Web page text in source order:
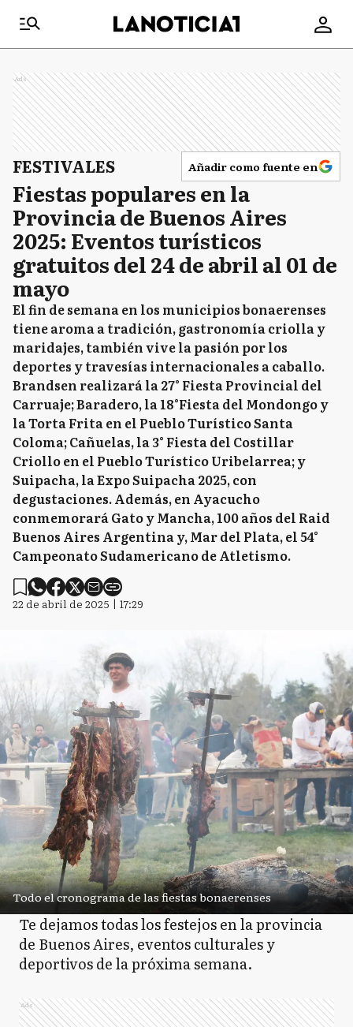
Ads
FESTIVALES Añadir como fuente en
Fiestas populares en la
Provincia de Buenos Aires
2025: Eventos turísticos
gratuitos del 24 de abril al 01 de
mayo
El fin de semana en los municipios bonaerenses
tiene aroma a tradición, gastronomía criolla y
maridajes, también vive la pasión por los
deportes y travesías internacionales a caballo.
Brandsen realizará la 27° Fiesta Provincial del
Carruaje; Baradero, la 18°Fiesta del Mondongo y
la Torta Frita en el Pueblo Turístico Santa
Coloma; Cañuelas, la 3° Fiesta del Costillar
Criollo en el Pueblo Turístico Uribelarrea; y
Suipacha, la Expo Suipacha 2025, con
degustaciones. Además, en Ayacucho
conmemorará Gato y Mancha, 100 años del Raid
Buenos Aires Argentina y, Mar del Plata, el 54°
Campeonato Sudamericano de Atletismo.
22 de abril de 2025 | 17:29
Todo el cronograma de las fiestas bonaerenses
Te dejamos todas los festejos en la provincia
de Buenos Aires, eventos culturales y
deportivos de la próxima semana.
Ads